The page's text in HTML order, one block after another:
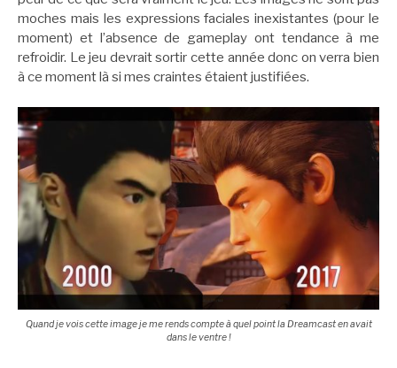
moches mais les expressions faciales inexistantes (pour le
moment) et l’absence de gameplay ont tendance à me
refroidir. Le jeu devrait sortir cette année donc on verra bien
à ce moment là si mes craintes étaient justifiées.
Quand je vois cette image je me rends compte à quel point la Dreamcast en avait
dans le ventre !